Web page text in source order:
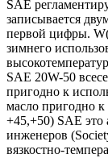
SAE
записывается
первой цифры.
зимнего
SAE 20W-50
пригодно к
масло пригодно
+45,+50) SAE
инженеров
вязкостно-